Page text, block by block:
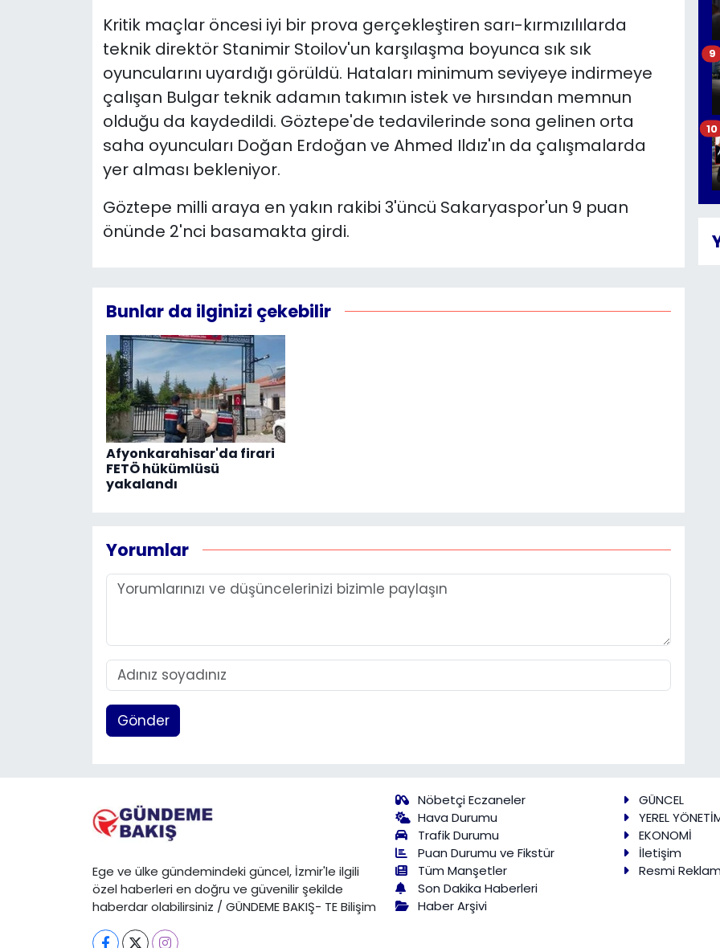
Kritik maçlar öncesi iyi bir prova gerçekleştiren sarı-kırmızılılarda
teknik direktör Stanimir Stoilov'un karşılaşma boyunca sık sık
oyuncularını uyardığı görüldü. Hataları minimum seviyeye indirmeye
çalışan Bulgar teknik adamın takımın istek ve hırsından memnun
olduğu da kaydedildi. Göztepe'de tedavilerinde sona gelinen orta
saha oyuncuları Doğan Erdoğan ve Ahmed Ildız'ın da çalışmalarda
yer alması bekleniyor.
Göztepe milli araya en yakın rakibi 3'üncü Sakaryaspor'un 9 puan
önünde 2'nci basamakta girdi.
Bunlar da ilginizi çekebilir
Afyonkarahisar'da firari
FETÖ hükümlüsü
yakalandı
Yorumlar
Gönder
9
10
Ege ve ülke gündemindeki güncel, İzmir'le ilgili
özel haberleri en doğru ve güvenilir şekilde
haberdar olabilirsiniz / GÜNDEME BAKIŞ- TE Bilişim
Nöbetçi Eczaneler
Hava Durumu
Trafik Durumu
Puan Durumu ve Fikstür
Tüm Manşetler
Son Dakika Haberleri
Haber Arşivi
GÜNCEL
YEREL
EKONOMİ
İletişim
Resmi Reklam